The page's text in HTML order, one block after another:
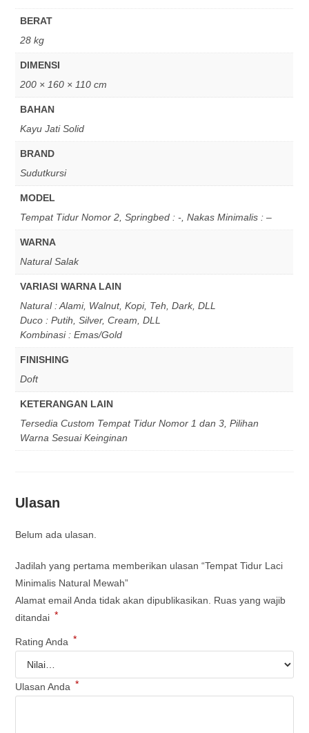
BERAT
28 kg
DIMENSI
200 × 160 × 110 cm
BAHAN
Kayu Jati Solid
BRAND
Sudutkursi
MODEL
Tempat Tidur Nomor 2, Springbed : -, Nakas Minimalis : –
WARNA
Natural Salak
VARIASI WARNA LAIN
Natural : Alami, Walnut, Kopi, Teh, Dark, DLL
Duco : Putih, Silver, Cream, DLL
Kombinasi : Emas/Gold
FINISHING
Doft
KETERANGAN LAIN
Tersedia Custom Tempat Tidur Nomor 1 dan 3, Pilihan
Warna Sesuai Keinginan
Ulasan
Belum ada ulasan.
Jadilah yang pertama memberikan ulasan “Tempat Tidur Laci
Minimalis Natural Mewah”
Alamat email Anda tidak akan dipublikasikan.
Ruas yang wajib
ditandai *
Rating Anda *
Ulasan Anda *